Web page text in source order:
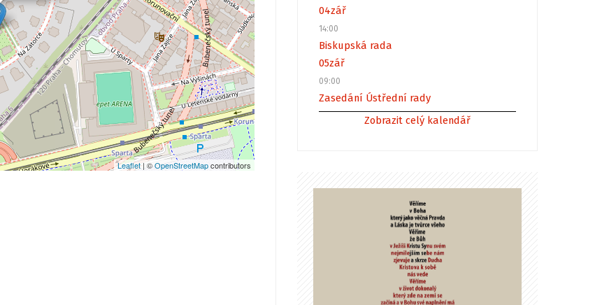
Leaflet| ©OpenStreetMapcontributors
04zář
14:00
Biskupská rada
05zář
09:00
Zasedání Ústřední rady
Zobrazit celý kalendář